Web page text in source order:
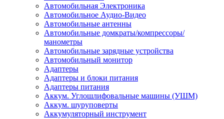
Автомобильная Электроника
Автомобильное Аудио-Видео
Автомобильные антенны
Автомобильные домкраты/компрессоры/
манометры
Автомобильные зарядные устройства
Автомобильный монитор
Адаптеры
Адаптеры и блоки питания
Адаптеры питания
Аккум. Углошлифовальные машины (УШМ)
Аккум. шуруповерты
Аккумуляторный инструмент